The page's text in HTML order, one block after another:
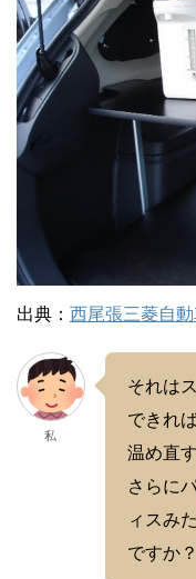
出典： 西尾張三菱自
私
それは
できれ
温め直
さらに
ィスみ
ですか？